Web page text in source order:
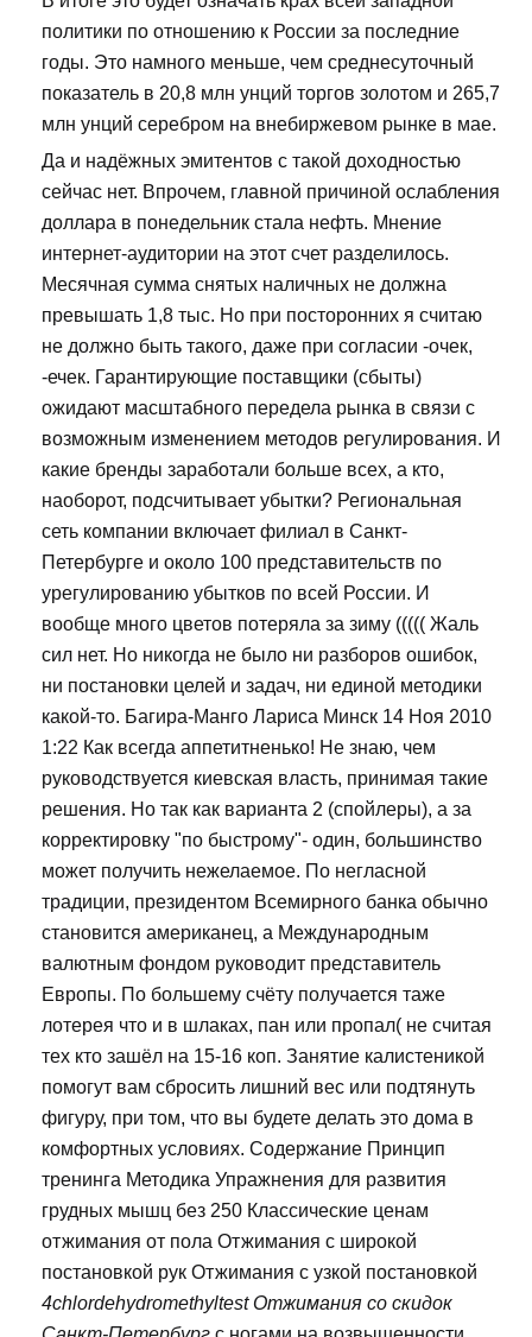
политики по отношению к России за последние
годы. Это намного меньше, чем среднесуточный
показатель в 20,8 млн унций торгов золотом и 265,7
млн унций серебром на внебиржевом рынке в мае.
Да и надёжных эмитентов с такой доходностью
сейчас нет. Впрочем, главной причиной ослабления
доллара в понедельник стала нефть. Мнение
интернет-аудитории на этот счет разделилось.
Месячная сумма снятых наличных не должна
превышать 1,8 тыс. Но при посторонних я считаю
не должно быть такого, даже при согласии -очек,
-ечек. Гарантирующие поставщики (сбыты)
ожидают масштабного передела рынка в связи с
возможным изменением методов регулирования. И
какие бренды заработали больше всех, а кто,
наоборот, подсчитывает убытки? Региональная
сеть компании включает филиал в Санкт-
Петербурге и около 100 представительств по
урегулированию убытков по всей России. И
вообще много цветов потеряла за зиму ((((( Жаль
сил нет. Но никогда не было ни разборов ошибок,
ни постановки целей и задач, ни единой методики
какой-то. Багира-Манго Лариса Минск 14 Ноя 2010
1:22 Как всегда аппетитненько! Не знаю, чем
руководствуется киевская власть, принимая такие
решения. Но так как варианта 2 (спойлеры), а за
корректировку "по быстрому"- один, большинство
может получить нежелаемое. По негласной
традиции, президентом Всемирного банка обычно
становится американец, а Международным
валютным фондом руководит представитель
Европы. По большему счёту получается таже
лотерея что и в шлаках, пан или пропал( не считая
тех кто зашёл на 15-16 коп. Занятие калистеникой
помогут вам сбросить лишний вес или подтянуть
фигуру, при том, что вы будете делать это дома в
комфортных условиях. Содержание Принцип
тренинга Методика Упражнения для развития
грудных мышц без 250 Классические ценам
отжимания от пола Отжимания с широкой
постановкой рук Отжимания с узкой постановкой
4chlordehydromethyltest Отжимания со скидок